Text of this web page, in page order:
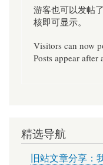
游客也可以发帖
核即可显示。
Visitors can now
Posts appear after
精选导航
旧站文章分享：